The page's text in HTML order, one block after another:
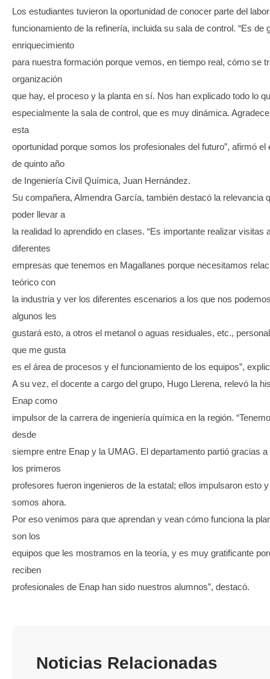
Los estudiantes tuvieron la oportunidad de conocer parte del
funcionamiento de la refinería, incluida su sala de control. “Es de
enriquecimiento
para nuestra formación porque vemos, en tiempo real, cómo se
organización
que hay, el proceso y la planta en sí. Nos han explicado todo lo
especialmente la sala de control, que es muy dinámica.
esta
oportunidad porque somos los profesionales del futuro”, afirmó el
de quinto año
de Ingeniería Civil Química, Juan Hernández.
Su compañera, Almendra García, también destacó la relevancia
poder llevar a
la realidad lo aprendido en clases. “Es importante realizar visitas
diferentes
empresas que tenemos en Magallanes porque necesitamos
teórico con
la industria y ver los diferentes escenarios a los que nos
algunos les
gustará esto, a otros el metanol o aguas residuales, etc.,
que me gusta
es el área de procesos y el funcionamiento de los equipos”,
A su vez, el docente a cargo del grupo, Hugo Llerena, relevó la
Enap como
impulsor de la carrera de ingeniería química en la región.
desde
siempre entre Enap y la UMAG. El departamento partió gracias
los primeros
profesores fueron ingenieros de la estatal; ellos impulsaron esto
somos ahora.
Por eso venimos para que aprendan y vean cómo funciona la
son los
equipos que les mostramos en la teoría, y es muy gratificante
reciben
profesionales de Enap han sido nuestros alumnos”, destacó.
Noticias Relacionadas